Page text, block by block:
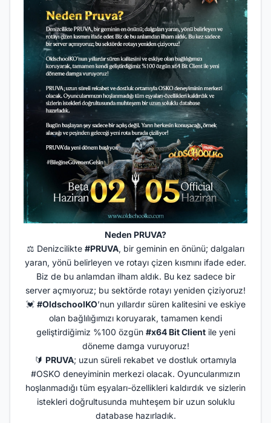
Neden PRUVA?
⚖️ Denizcilikte #PRUVA, bir geminin en önünü; dalgaları
yaran, yönü belirleyen ve rotayı çizen kısmını ifade eder.
Biz de bu anlamdan ilham aldık. Bu kez sadece bir
server açmıyoruz; bu sektörde rotayı yeniden çiziyoruz!
💓 #OldschoolKO’nun yıllardır süren kalitesini ve eskiye
olan bağlılığımızı koruyarak, tamamen kendi
geliştirdiğimiz %100 özgün #x64 Bit Clientile yeni
döneme damga vuruyoruz!
🔰 PRUVA; uzun süreli rekabet ve dostluk ortamıyla
#OSKO deneyiminin merkezi olacak. Oyuncularımızın
hoşlanmadığı tüm eşyaları-özellikleri kaldırdık ve sizlerin
istekleri doğrultusunda muhteşem bir uzun soluklu
database hazırladık.